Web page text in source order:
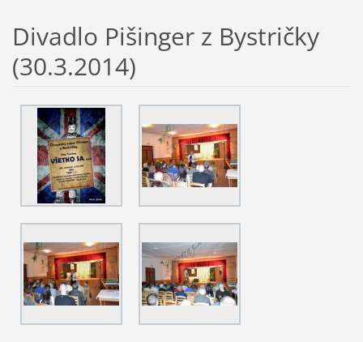
Divadlo Pišinger z Bystričky
(30.3.2014)